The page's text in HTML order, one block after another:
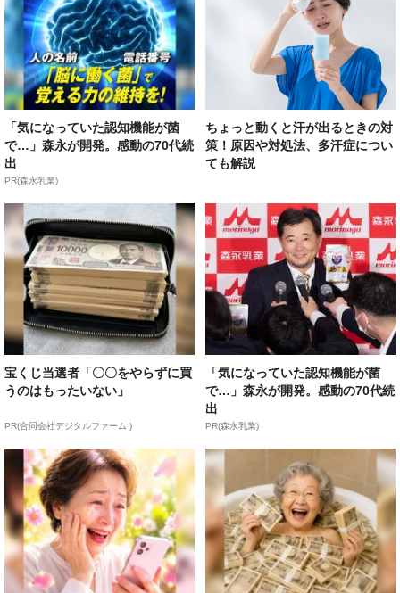
「気になっていた認知機能が菌
で…」森永が開発。感動の70代続
出
PR(森永乳業)
ちょっと動くと汗が出るときの対
策！原因や対処法、多汗症につい
ても解説
宝くじ当選者「〇〇をやらずに買
うのはもったいない」
PR(合同会社デジタルファーム )
「気になっていた認知機能が菌
で…」森永が開発。感動の70代続
出
PR(森永乳業)